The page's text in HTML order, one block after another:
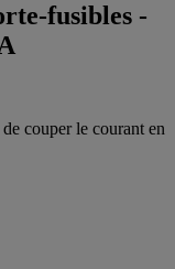
fusibles -
couper le courant en